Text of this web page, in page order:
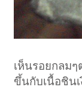
เห็นรอยกลมๆ
ขึ้นกับเนื้อชินเ